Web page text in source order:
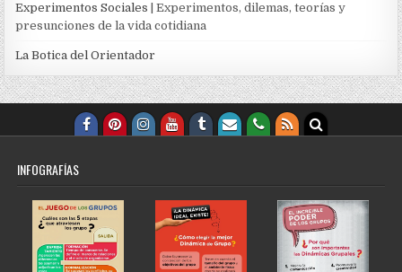
Experimentos Sociales | Experimentos, dilemas, teorías y
presunciones de la vida cotidiana
La Botica del Orientador
INFOGRAFÍAS